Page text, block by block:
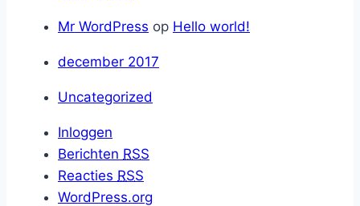
Mr WordPress op Hello world!
december 2017
Uncategorized
Inloggen
Berichten RSS
Reacties RSS
WordPress.org